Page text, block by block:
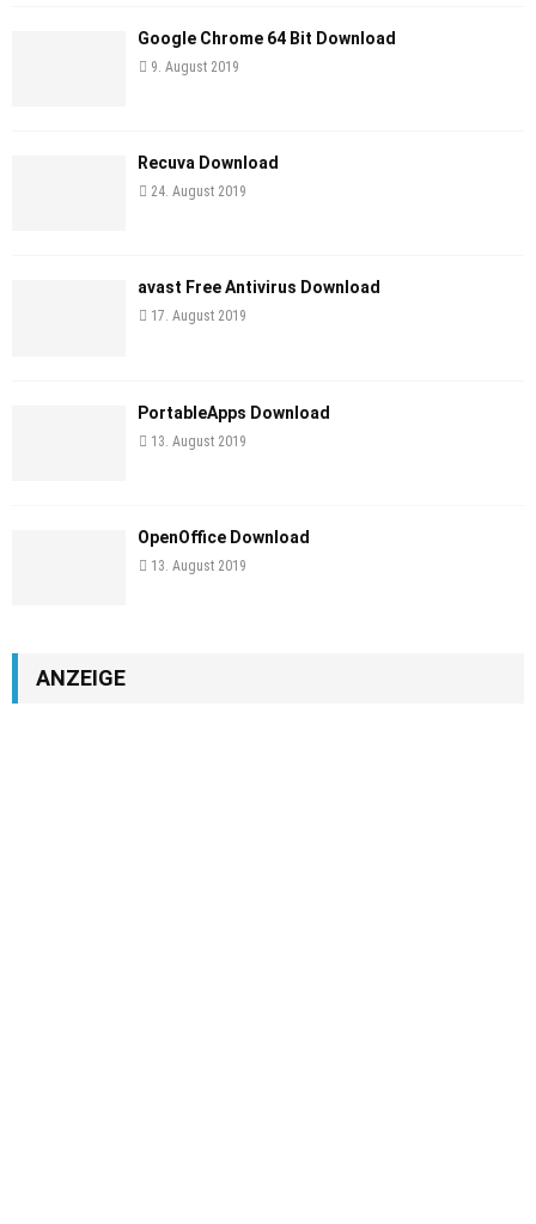
Google Chrome 64 Bit Download
9. August 2019
Recuva Download
24. August 2019
avast Free Antivirus Download
17. August 2019
PortableApps Download
13. August 2019
OpenOffice Download
13. August 2019
ANZEIGE